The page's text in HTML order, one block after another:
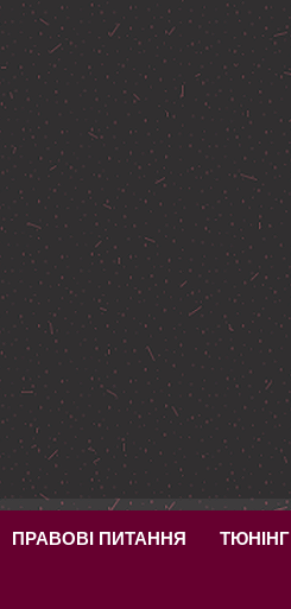
ПРАВОВІ ПИТАННЯ ТЮНІНГ